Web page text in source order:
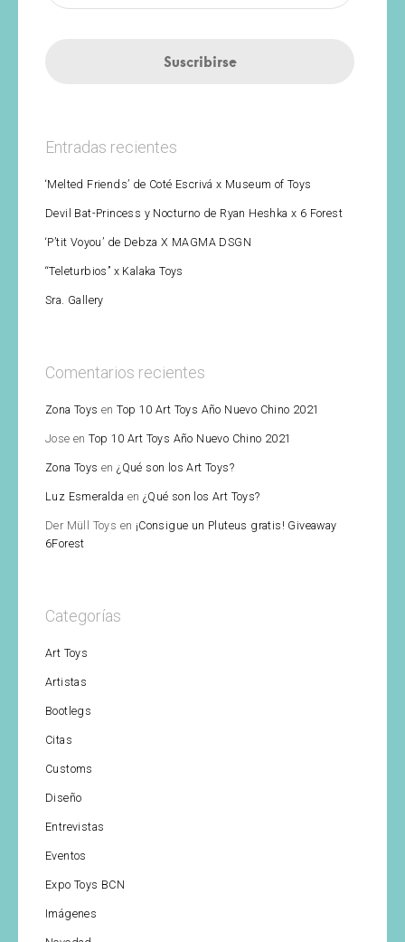
Entradas recientes
‘Melted Friends’ de Coté Escrivá x Museum of Toys
Devil Bat-Princess y Nocturno de Ryan Heshka x 6 Forest
‘P’tit Voyou’ de Debza X MAGMA DSGN
“Teleturbios” x Kalaka Toys
Sra. Gallery
Comentarios recientes
Zona Toys enTop 10 Art Toys Año Nuevo Chino 2021
Jose enTop 10 Art Toys Año Nuevo Chino 2021
Zona Toys en¿Qué son los Art Toys?
Luz Esmeralda en ¿Qué son los Art Toys?
Der Müll Toys en ¡Consigue un Pluteus gratis! Giveaway
6Forest
Categorías
Art Toys
Artistas
Bootlegs
Citas
Customs
Diseño
Entrevistas
Eventos
Expo Toys BCN
Imágenes